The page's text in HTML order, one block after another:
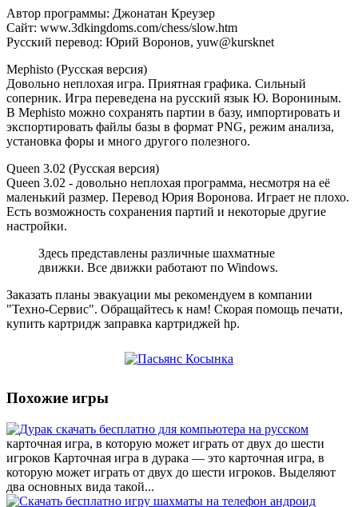
Автор программы: Джонатан Креузер
Сайт: www.3dkingdoms.com/chess/slow.htm
Русский перевод: Юрий Воронов, yuw@kursknet
Mephisto (Русская версия)
Довольно неплохая игра. Приятная графика. Сильный
соперник. Игра переведена на русский язык Ю. Ворониным.
В Mephisto можно сохранять партии в базу, импортировать и
экспортировать файлы базы в формат PNG, режим анализа,
установка форы и много другого полезного.
Queen 3.02 (Русская версия)
Queen 3.02 - довольно неплохая программа, несмотря на её
маленький размер. Перевод Юрия Воронова. Играет не плохо.
Есть возможность сохранения партий и некоторые другие
настройки.
Здесь представлены различные шахматные
движки. Все движки работают по Windows.
Заказать планы эвакуации мы рекомендуем в компании
"Техно-Сервис". Обращайтесь к нам! Скорая помощь печати,
купить картридж заправка картриджей hp.
Похожие игры
карточная игра, в которую может играть от двух до шести
игроков Карточная игра в дурака — это карточная игра, в
которую может играть от двух до шести игроков. Выделяют
два основных вида такой...